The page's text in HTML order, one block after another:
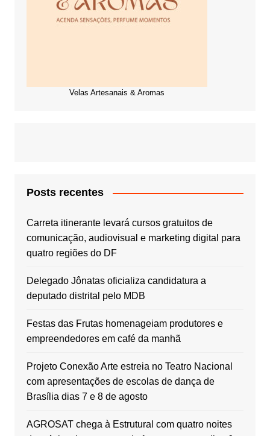
Velas Artesanais & Aromas
Posts recentes
Carreta itinerante levará cursos gratuitos de
comunicação, audiovisual e marketing digital para
quatro regiões do DF
Delegado Jônatas oficializa candidatura a
deputado distrital pelo MDB
Festas das Frutas homenageiam produtores e
empreendedores em café da manhã
Projeto Conexão Arte estreia no Teatro Nacional
com apresentações de escolas de dança de
Brasília dias 7 e 8 de agosto
AGROSAT chega à Estrutural com quatro noites